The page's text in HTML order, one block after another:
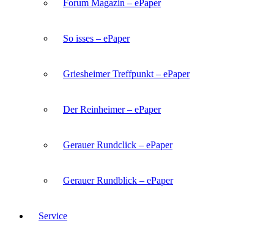
Forum Magazin – ePaper
So isses – ePaper
Griesheimer Treffpunkt – ePaper
Der Reinheimer – ePaper
Gerauer Rundclick – ePaper
Gerauer Rundblick – ePaper
Service